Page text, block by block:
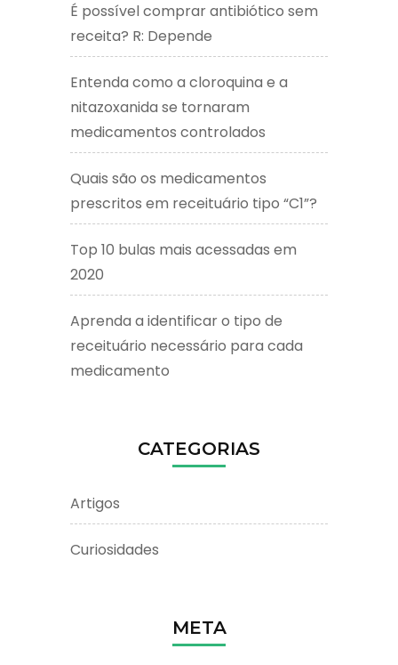
É possível comprar antibiótico sem
receita? R: Depende
Entenda como a cloroquina e a
nitazoxanida se tornaram
medicamentos controlados
Quais são os medicamentos
prescritos em receituário tipo “C1”?
Top 10 bulas mais acessadas em
2020
Aprenda a identificar o tipo de
receituário necessário para cada
medicamento
CATEGORIAS
Artigos
Curiosidades
META